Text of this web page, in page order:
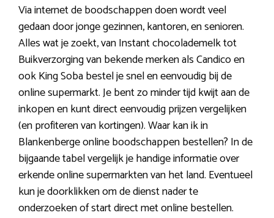
Via internet de boodschappen doen wordt veel
gedaan door jonge gezinnen, kantoren, en senioren.
Alles wat je zoekt, van Instant chocolademelk tot
Buikverzorging van bekende merken als Candico en
ook King Soba bestel je snel en eenvoudig bij de
online supermarkt. Je bent zo minder tijd kwijt aan de
inkopen en kunt direct eenvoudig prijzen vergelijken
(en profiteren van kortingen). Waar kan ik in
Blankenberge online boodschappen bestellen? In de
bijgaande tabel vergelijk je handige informatie over
erkende online supermarkten van het land. Eventueel
kun je doorklikken om de dienst nader te
onderzoeken of start direct met online bestellen.